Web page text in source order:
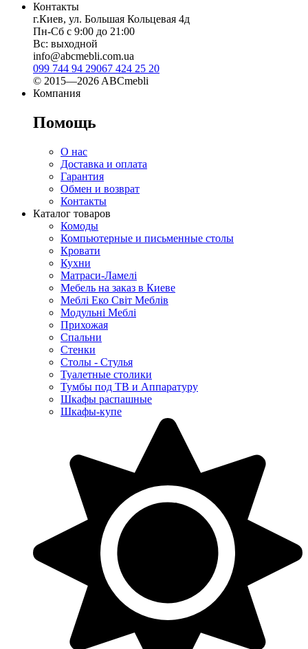
Контакты
г.Киев, ул. Большая Кольцевая 4д
Пн-Сб с 9:00 до 21:00
Вс: выходной
info@abcmebli.com.ua
099 744 94 29067 424 25 20
© 2015—2026 ABCmebli
Компания
Помощь
О нас
Доставка и оплата
Гарантия
Обмен и возврат
Контакты
Каталог товаров
Комоды
Компьютерные и письменные столы
Кровати
Кухни
Матраси-Ламелі
Мебель на заказ в Киеве
Меблі Еко Світ Меблів
Модульні Меблі
Прихожая
Спальни
Стенки
Столы - Стулья
Туалетные столики
Тумбы под ТВ и Аппаратуру
Шкафы распашные
Шкафы-купе